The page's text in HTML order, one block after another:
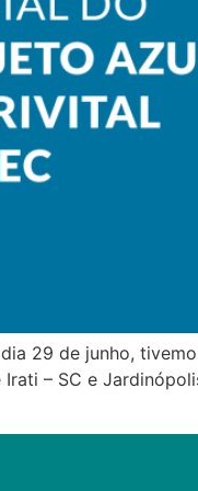
29 de junho,
– SC e